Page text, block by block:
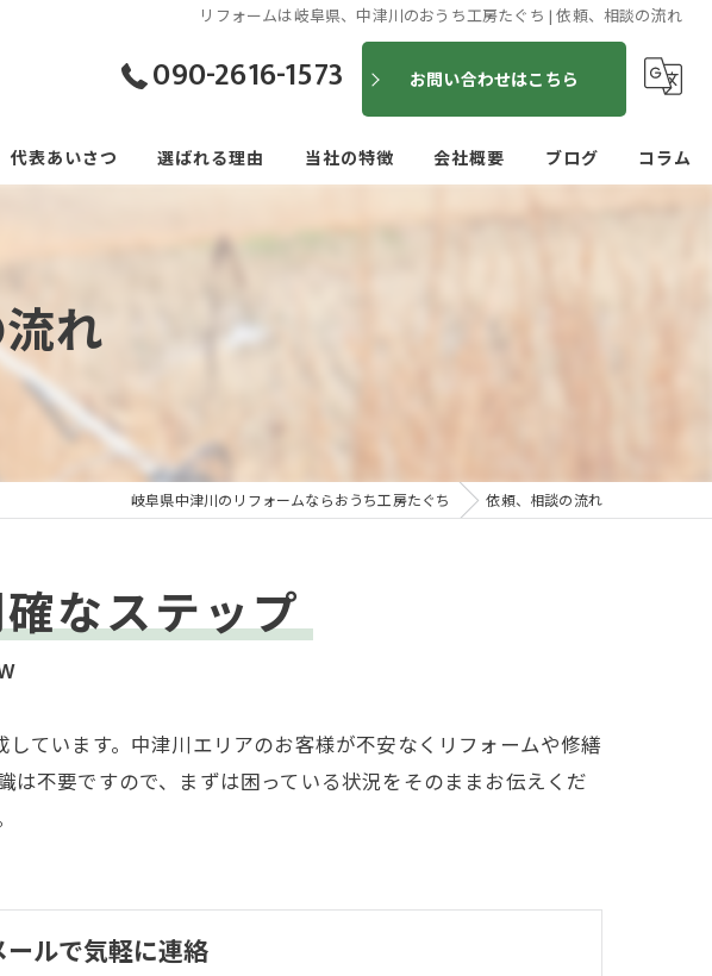
リフォームは岐阜県、中津川のおうち工房たぐち | 依頼、相談の流れ
090-2616-1573 お問い合わせはこちら
代表あいさつ 選ばれる理由 当社の特徴
便利屋
会社概要 ブログ コラム
れ
岐阜県中津川のリフォームならおうち工房たぐち 依頼、相談の流れ
なステップ
ています。中津川エリアのお客様が不安なくリフォームや修繕
不要ですので、まずは困っている状況をそのままお伝えくだ
ルで気軽に連絡